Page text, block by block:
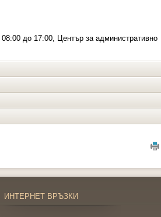
до 17:00, Център за административно
ИНТЕРНЕТ ВРЪЗКИ